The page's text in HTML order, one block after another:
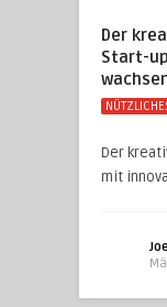
Der
Start-
Der
mit